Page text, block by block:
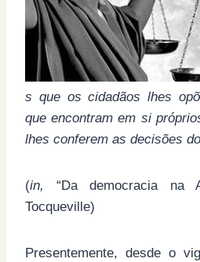
s que os cidadãos lhes
que encontram em si
lhes conferem as decisões
(in, “Da democracia na
Tocqueville)
Presentemente, desde o